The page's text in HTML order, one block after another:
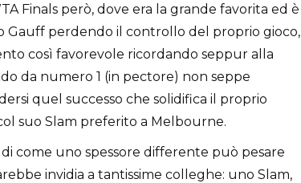
Finals però, dove era la grande favorita ed è
Gauff perdendo il controllo del proprio gioco,
così favorevole ricordando seppur alla
da numero 1 (in pectore) non seppe
quel successo che solidifica il proprio
suo Slam preferito a Melbourne.
di come uno spessore differente può pesare
invidia a tantissime colleghe: uno Slam,